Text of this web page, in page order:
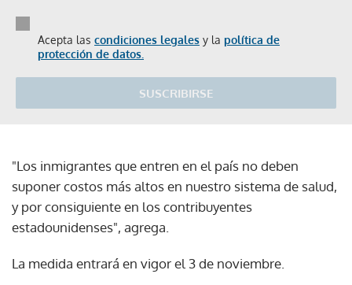
Acepta las condiciones legales y la política de
protección de datos.
SUSCRIBIRSE
"Los inmigrantes que entren en el país no deben
suponer costos más altos en nuestro sistema de salud,
y por consiguiente en los contribuyentes
estadounidenses", agrega.
La medida entrará en vigor el 3 de noviembre.